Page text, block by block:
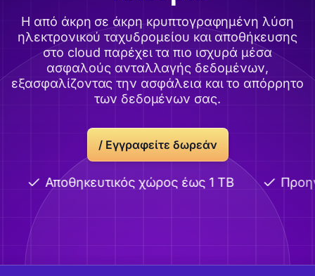
Η από άκρη σε άκρη κρυπτογραφημένη λύση
ηλεκτρονικού ταχυδρομείου και αποθήκευσης
στο cloud παρέχει τα πιο ισχυρά μέσα
ασφαλούς ανταλλαγής δεδομένων,
εξασφαλίζοντας την ασφάλεια και το απόρρητο
των δεδομένων σας.
/ Εγγραφείτε δωρεάν
Αποθηκευτικός χώρος έως 1 TB